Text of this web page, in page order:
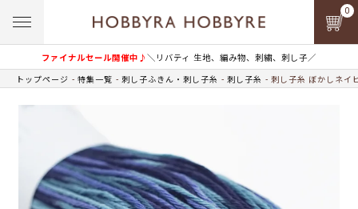
ファイナルセール開催中♪＼リバティ 生地、編み物、刺繍、刺し子／
0
トップページ 特集一覧 刺し子ふきん・刺し子糸 刺し子糸 刺し子糸 ぼかしネイ